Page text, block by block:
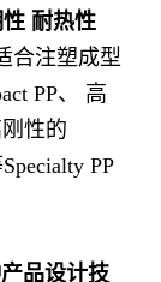
耐热性
合注塑成型
PP、 高
性的
PP
品设计技